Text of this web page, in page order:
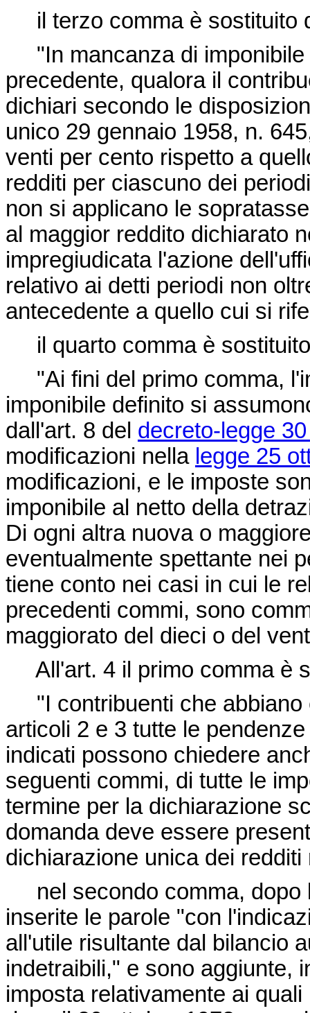
il terzo comma è sostituito
"In mancanza di imponibile
precedente, qualora il
dichiari secondo le
unico 29 gennaio 1958, n.
venti per cento rispetto a
redditi per ciascuno dei
non si applicano le
al maggior reddito dichiarato
impregiudicata l'azione
relativo ai detti periodi non
antecedente a quello cui si
il quarto comma è
"Ai fini del primo comma,
imponibile definito si
dall'art. 8 del decreto-legge
modificazioni nella legge 25
modificazioni, e le imposte
imponibile al netto della
Di ogni altra nuova o
eventualmente spettante nei
tiene conto nei casi in cui le
precedenti commi, sono
maggiorato del dieci o del
All'art. 4 il primo comma è
"I contribuenti che abbiano
articoli 2 e 3 tutte le
indicati possono chiedere
seguenti commi, di tutte le
termine per la dichiarazione
domanda deve essere
dichiarazione unica dei
nel secondo comma, dopo
inserite le parole "con
all'utile risultante dal bilancio
indetraibili," e sono aggiunte,
imposta relativamente ai